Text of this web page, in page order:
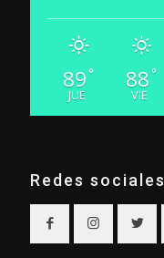
89 °
JUE
88 °
VIE
Redes sociales